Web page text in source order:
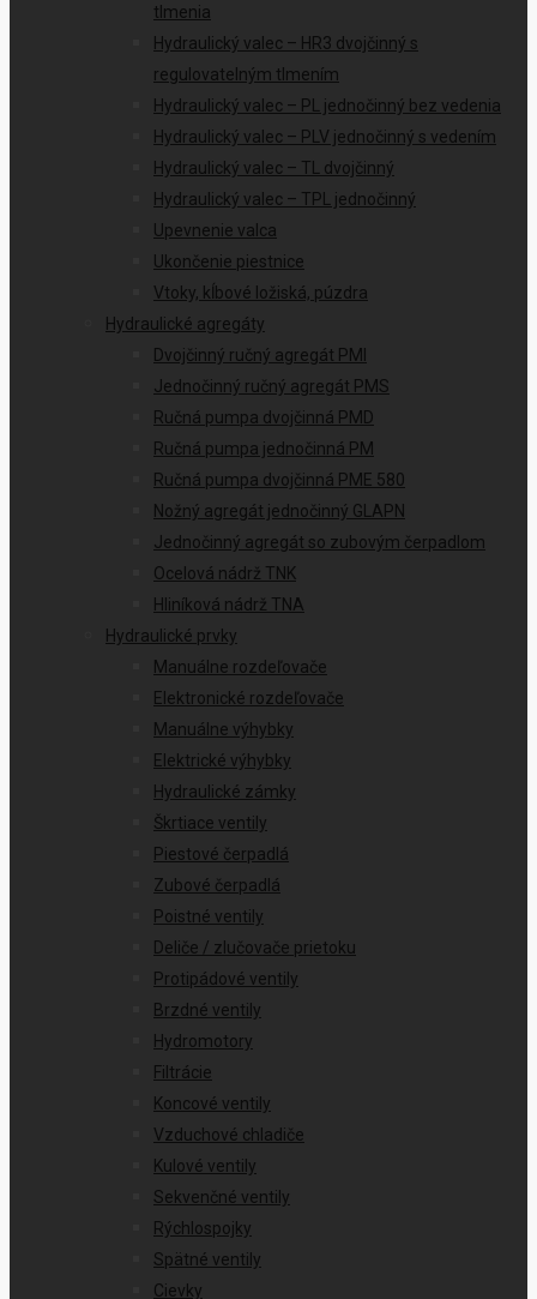
tlmenia
Hydraulický valec – HR3 dvojčinný s
regulovatelným tlmením
Hydraulický valec – PL jednočinný bez vedenia
Hydraulický valec – PLV jednočinný s vedením
Hydraulický valec – TL dvojčinný
Hydraulický valec – TPL jednočinný
Upevnenie valca
Ukončenie piestnice
Vtoky, kĺbové ložiská, púzdra
Hydraulické agregáty
Dvojčinný ručný agregát PMI
Jednočinný ručný agregát PMS
Ručná pumpa dvojčinná PMD
Ručná pumpa jednočinná PM
Ručná pumpa dvojčinná PME 580
Nožný agregát jednočinný GLAPN
Jednočinný agregát so zubovým čerpadlom
Ocelová nádrž TNK
Hliníková nádrž TNA
Hydraulické prvky
Manuálne rozdeľovače
Elektronické rozdeľovače
Manuálne výhybky
Elektrické výhybky
Hydraulické zámky
Škrtiace ventily
Piestové čerpadlá
Zubové čerpadlá
Poistné ventily
Deliče / zlučovače prietoku
Protipádové ventily
Brzdné ventily
Hydromotory
Filtrácie
Koncové ventily
Vzduchové chladiče
Kulové ventily
Sekvenčné ventily
Rýchlospojky
Spätné ventily
Cievky